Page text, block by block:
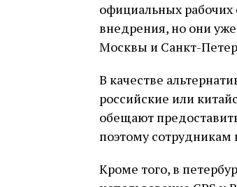
официальных рабочих
внедрения, но они
Москвы и Санкт-
В качестве
российские или
обещают
поэтому сотрудникам
Кроме того, в